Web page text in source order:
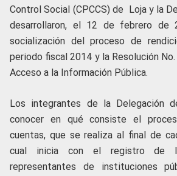
Control Social (CPCCS) de Loja y la
desarrollaron, el 12 de febrero
socialización del proceso de
periodo fiscal 2014 y la Resolución
Acceso a la Información Pública.
Los integrantes de la Delegación
conocer en qué consiste el
cuentas, que se realiza al final de
cual inicia con el registro de
representantes de instituciones